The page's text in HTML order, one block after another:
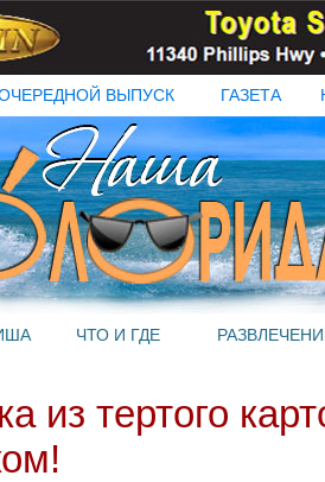
ВЫПУСК ГАЗЕТА
ЧТО И ГДЕ
из тертого